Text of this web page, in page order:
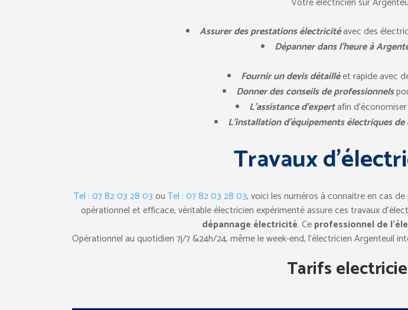
Assurer des prestations électricitéavec des
Dépanner dans l’heure à
Fournir un devis détailléet rapide avec
Donner des conseils de professionnels
L’assistance d’expertafin
L’installation d’équipements électriques
Travaux
Tel : 07 82 03 28 03ouTel : 07 82 03 28 03, voici les numéros à connaitre en cas
opérationnel et efficace, véritable électricien expérimenté assure ces travaux
dépannage électricité. Ceprofessionnel de
Opérationnel au quotidien 7j/7 &24h/24, même le week-end, l’électricien Argenteuil
Tarifs